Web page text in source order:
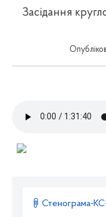
Засідання
Стенограма-